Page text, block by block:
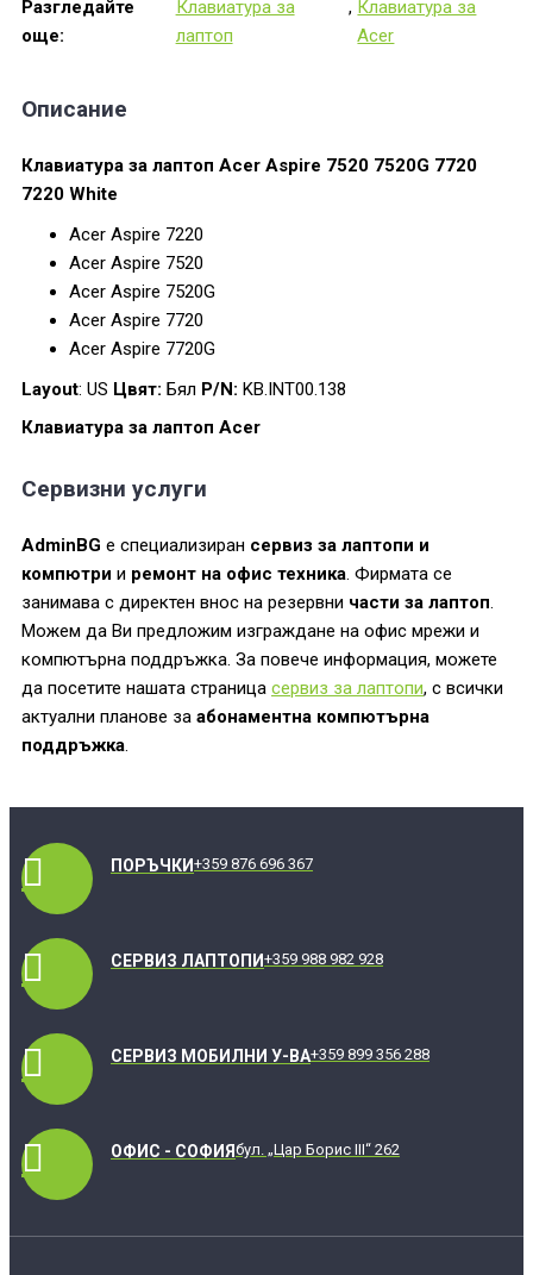
Разгледайте
още:
Клавиатура за
лаптоп
, Клавиатура за
Acer
Описание
Клавиатура за лаптоп Acer Aspire 7520 7520G 7720
7220 White
Acer Aspire 7220
Acer Aspire 7520
Acer Aspire 7520G
Acer Aspire 7720
Acer Aspire 7720G
Layout: US Цвят: Бял P/N: KB.INT00.138
Клавиатура за лаптоп Acer
Сервизни услуги
AdminBG е специализиран сервиз за лаптопи и
компютри и ремонт на офис техника. Фирмата се
занимава с директен внос на резервни части за лаптоп.
Можем да Ви предложим изграждане на офис мрежи и
компютърна поддръжка. За повече информация, можете
да посетите нашата страница сервиз за лаптопи, с всички
актуални планове за абонаментна компютърна
поддръжка.
ПОРЪЧКИ +359 876 696 367
СЕРВИЗ ЛАПТОПИ +359 988 982 928
СЕРВИЗ МОБИЛНИ У-ВА+359 899 356 288
ОФИС - СОФИЯ бул. „Цар Борис III“ 262